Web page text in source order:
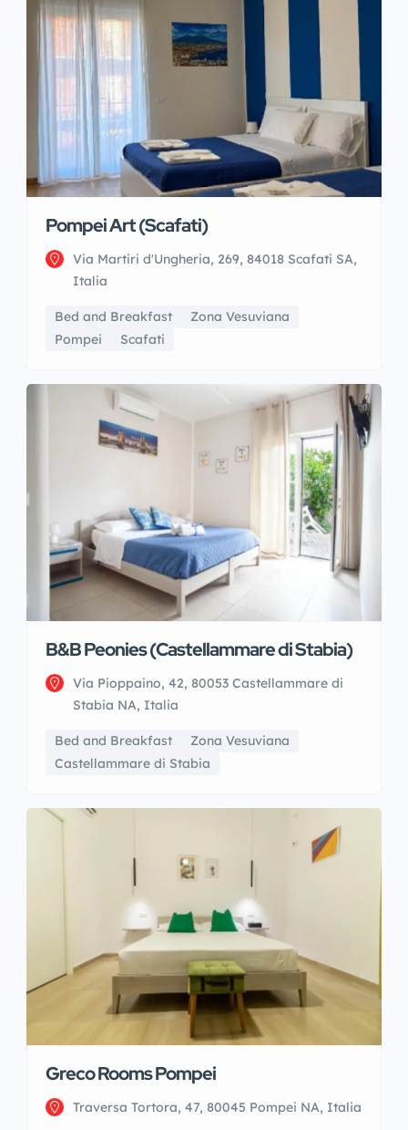
Pompei Art (Scafati)
Via Martiri d'Ungheria, 269, 84018 Scafati SA,
Italia
Bed and Breakfast
Zona Vesuviana
Pompei
Scafati
B&B Peonies (Castellammare di Stabia)
Via Pioppaino, 42, 80053 Castellammare di
Stabia NA, Italia
Bed and Breakfast
Zona Vesuviana
Castellammare di Stabia
Greco Rooms Pompei
Traversa Tortora, 47, 80045 Pompei NA, Italia